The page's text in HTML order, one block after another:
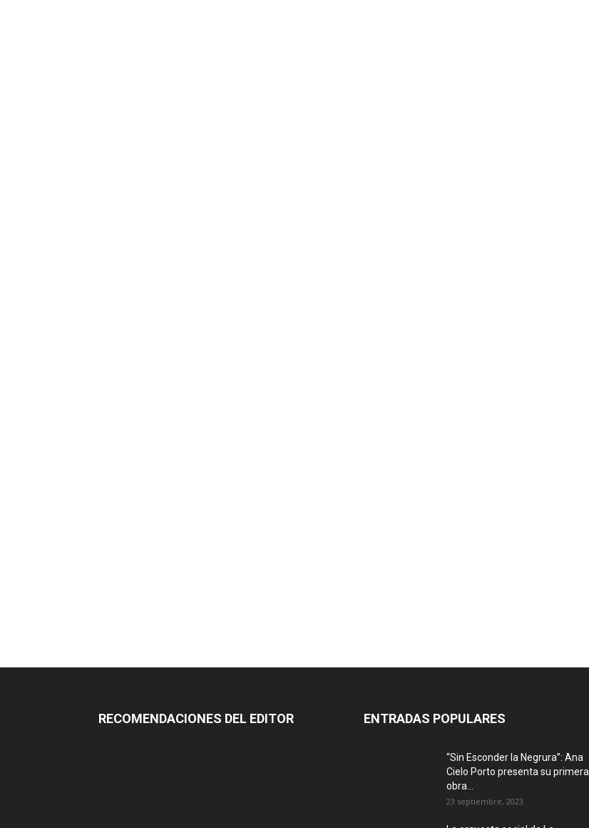
RECOMENDACIONES DEL EDITOR ENTRADAS POPULARES
“Sin Esconder la Negrura”: Ana
Cielo Porto presenta su primera
obra...
23 septiembre, 2023